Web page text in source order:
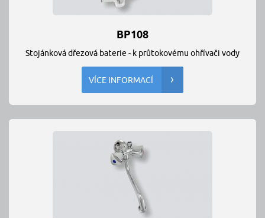
BP108
Stojánková dřezová baterie - k průtokovému ohřívači vody
VÍCE INFORMACÍ